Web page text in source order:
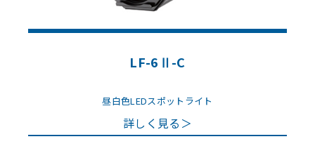
LF-6Ⅱ-C
昼白色LEDスポットライト
詳しく見る＞